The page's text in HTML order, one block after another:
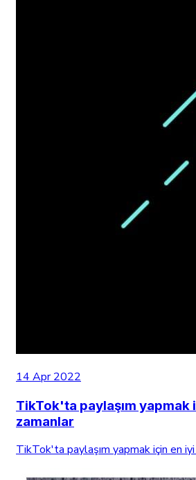
14 Apr 2022
TikTok'ta paylaşım yapmak
zamanlar
TikTok'ta paylaşım yapmak için en